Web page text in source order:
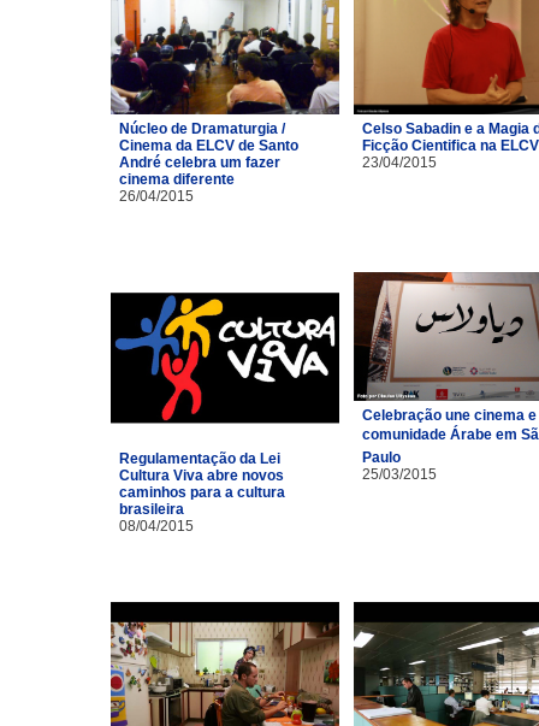
Núcleo de Dramaturgia /
Cinema da ELCV de Santo
André celebra um fazer
cinema diferente
26/04/2015
Celso Sabadin e a Magia
Ficção Cientifica na ELCV
23/04/2015
Regulamentação da Lei
Cultura Viva abre novos
caminhos para a cultura
brasileira
08/04/2015
Celebração une cinema e
comunidade Árabe em
Paulo
25/03/2015